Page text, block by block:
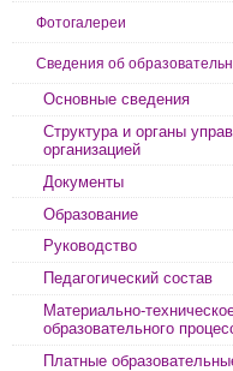
Фотогалереи
Сведения об
Основные сведения
Структура и органы
организацией
Документы
Образование
Руководство
Педагогический состав
Материально-
образовательного
Платные